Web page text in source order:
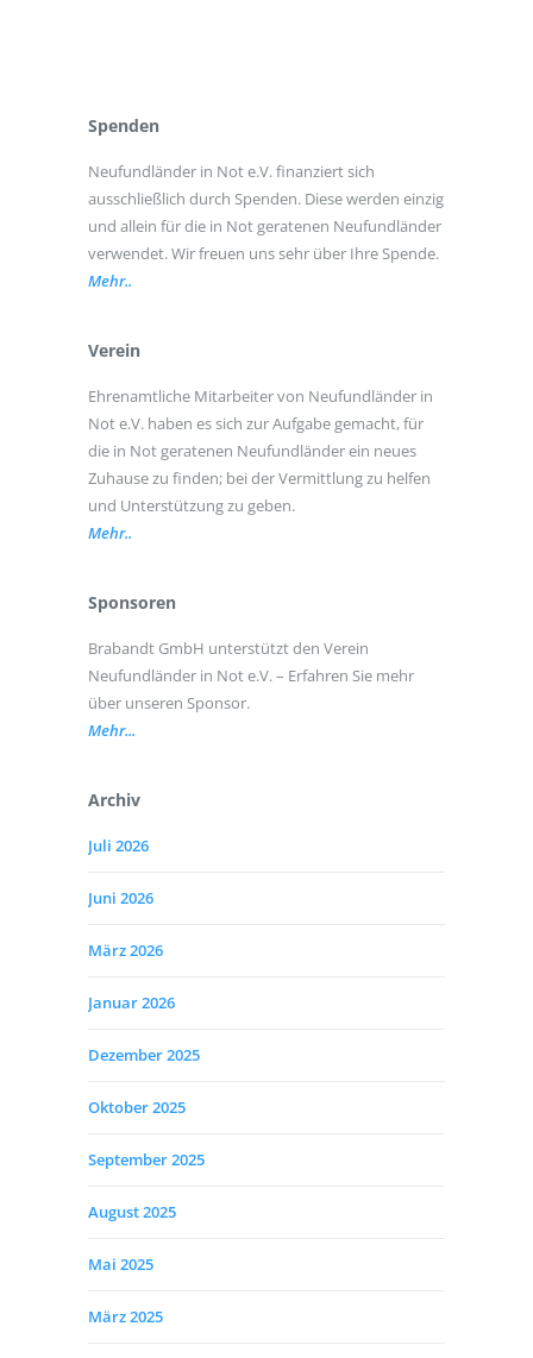
Spenden
Neufundländer in Not e.V. finanziert sich
ausschließlich durch Spenden. Diese werden einzig
und allein für die in Not geratenen Neufundländer
verwendet. Wir freuen uns sehr über Ihre Spende.
Mehr..
Verein
Ehrenamtliche Mitarbeiter von Neufundländer in
Not e.V. haben es sich zur Aufgabe gemacht, für
die in Not geratenen Neufundländer ein neues
Zuhause zu finden; bei der Vermittlung zu helfen
und Unterstützung zu geben.
Mehr..
Sponsoren
Brabandt GmbH unterstützt den Verein
Neufundländer in Not e.V. – Erfahren Sie mehr
über unseren Sponsor.
Mehr...
Archiv
Juli 2026
Juni 2026
März 2026
Januar 2026
Dezember 2025
Oktober 2025
September 2025
August 2025
Mai 2025
März 2025